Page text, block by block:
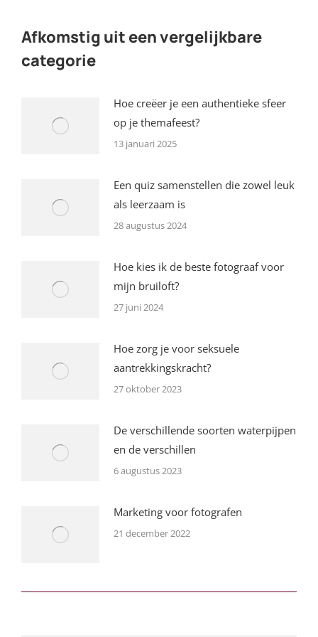
Afkomstig uit een vergelijkbare
categorie
Hoe creëer je een authentieke sfeer
op je themafeest?
13 januari 2025
Een quiz samenstellen die zowel leuk
als leerzaam is
28 augustus 2024
Hoe kies ik de beste fotograaf voor
mijn bruiloft?
27 juni 2024
Hoe zorg je voor seksuele
aantrekkingskracht?
27 oktober 2023
De verschillende soorten waterpijpen
en de verschillen
6 augustus 2023
Marketing voor fotografen
21 december 2022